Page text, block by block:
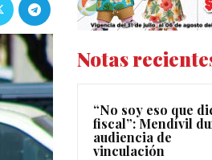
Notas
“No soy eso que
fiscal”: Mendívil
audiencia de
vinculación